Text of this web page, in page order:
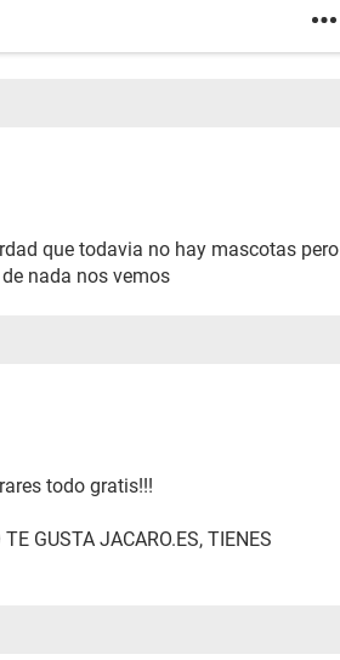
que todavia no hay mascotas pero
nada nos vemos
todo gratis!!!
GUSTA JACARO.ES, TIENES